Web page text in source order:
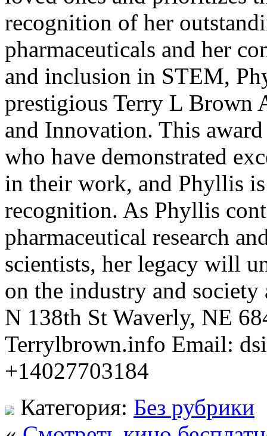
recognition of her
pharmaceuticals and her
and inclusion in STEM,
prestigious Terry L Brown
and Innovation. This
who have demonstrated
in their work, and Phyllis
recognition. As Phyllis
pharmaceutical research
scientists, her legacy will
on the industry and
N 138th St Waverly, NE
Terrylbrown.info Email:
+14027703184
Категория: Без рубрики